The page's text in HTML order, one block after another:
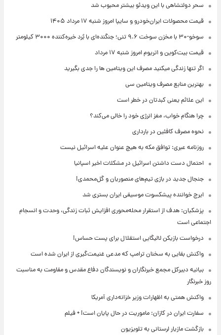
سحر دولتشاهی با این ویدئو بیشتر محبوب شد
قیمت محصولات ایران‌خودرو و سایپا امروز شنبه ۱۷ مرداد ۱۴۰۵
سوخو-۳۰ با مخزن سوخت ۹.۶ تنی؛ جنگنده‌ای با بُرد خیره‌کننده ۳۰۰۰ کیلومتر
قیمت بیت‌کوین و اتریوم امروز شنبه ۱۷ مرداد
اگر تنها زندگی میکنید مصرف این ویتامین ها را جدی بگیرید
بهترین منابع مصرف ویتامین سی
این علائم یعنی کبدتان در خطر است
چرا هنگام خواب، مغز انرژی خود را خالی می‌کند؟
نحوه مصرف کافئین در بارداری
روزنامه عبری: توافق مکه به هیچ عنوان علیه اسرائیل نیست
احتمال دست داشتن اسرائیل در مشکلات اخیر اسپانیا
جنجال جدید در بازی تیم‌های منصوریان و گل‌محمدی!
ایرج خواننده پیشکسوت موسیقی ایران بستری شد
پزشکیان: هدف از استقرار محله‌محوری افزایش ثبات زندگی، وحدت و انسجام
اجتماعی است
درخواست بازیکن لالیگایی استقلال برای پست حساس!
واکنش بقایی به سخنان ترامپ که مدعی غنیمت‌گیری از ایران شده است
بیانیه دبیرکل مجمع خبرنگاران و نویسندگان دفاع مقدس و مقاومت به مناسبت
روز خبرنگار
واکنش همتی به اظهارات وزیر خزانه‌داری آمریکا
سفارت ایران در کازان: ماموریت در حال پایان است! + فیلم
بازگشت مازیار لرستانی به تلویزیون